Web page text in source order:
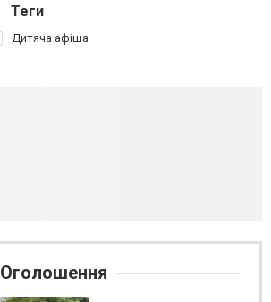
Теги
Дитяча афіша
Оголошення